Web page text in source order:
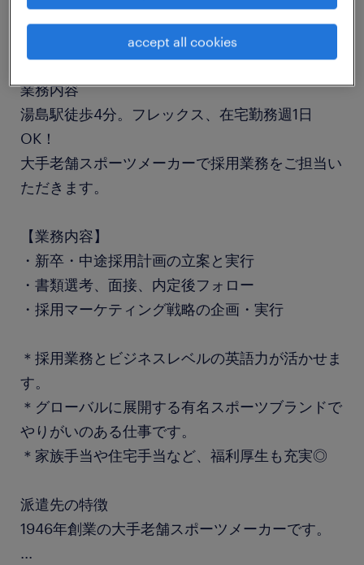
長期（3ヶ月以上）
業務内容
湯島駅徒歩4分。フレックス、在宅勤務週1日
OK！
大手老舗スポーツメーカーで採用業務をご担当い
ただきます。
【業務内容】
・新卒・中途採用計画の立案と実行
・書類選考、面接、内定後フォロー
・採用マーケティング戦略の企画・実行
＊採用業務とビジネスレベルの英語力が活かせま
す。
＊グローバルに展開する有名スポーツブランドで
やりがいのある仕事です。
＊家族手当や住宅手当など、福利厚生も充実◎
派遣先の特徴
1946年創業の大手老舗スポーツメーカーです。
...
accept all cookies